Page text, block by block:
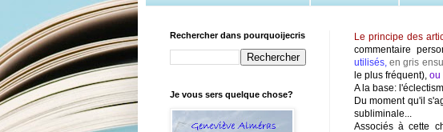
Le principe des
commentaire
utilisés,en gris
le plus fréquent), ou
A la base:
Du moment qu'il
subliminale...
Associés à cette
Rechercher dans pourquoijecris
Je vous sers quelque chose?